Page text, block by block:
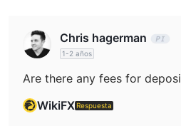
estafa?
Chris hagerman
1-2 años
Are there any fees for
WikiFXRespuesta